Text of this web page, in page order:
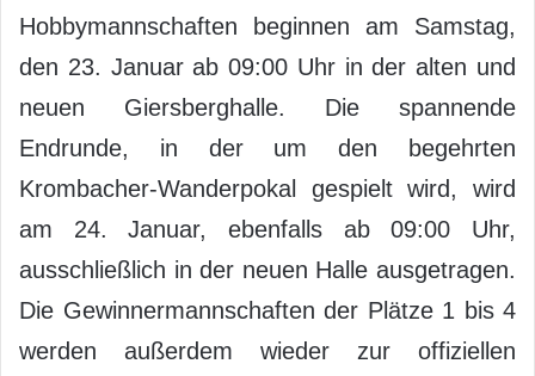
Hobbymannschaften beginnen am Samstag,
den 23. Januar ab 09:00 Uhr in der alten und
neuen Giersberghalle. Die spannende
Endrunde, in der um den begehrten
Krombacher-Wanderpokal gespielt wird, wird
am 24. Januar, ebenfalls ab 09:00 Uhr,
ausschließlich in der neuen Halle ausgetragen.
Die Gewinnermannschaften der Plätze 1 bis 4
werden außerdem wieder zur offiziellen